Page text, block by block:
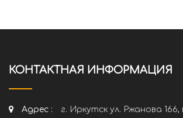
КОНТАКТНАЯ ИНФОРМАЦИЯ
Адрес :
г. Иркутск ул. Ржанова